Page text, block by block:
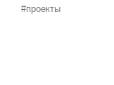
#проекты